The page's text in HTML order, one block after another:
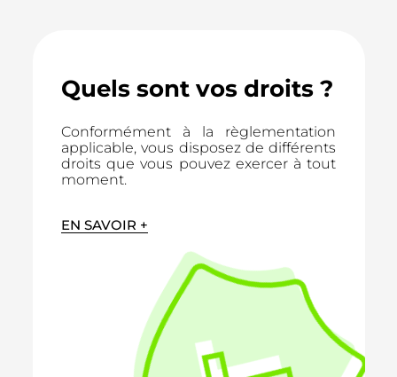
Quels sont vos droits ?
Conformément à la règlementation
applicable, vous disposez de différents
droits que vous pouvez exercer à tout
moment.
EN SAVOIR +